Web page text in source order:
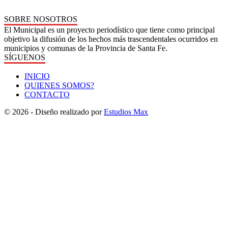
SOBRE NOSOTROS
El Municipal es un proyecto periodístico que tiene como principal
objetivo la difusión de los hechos más trascendentales ocurridos en
municipios y comunas de la Provincia de Santa Fe.
SÍGUENOS
INICIO
QUIENES SOMOS?
CONTACTO
© 2026 - Diseño realizado porEstudios Max